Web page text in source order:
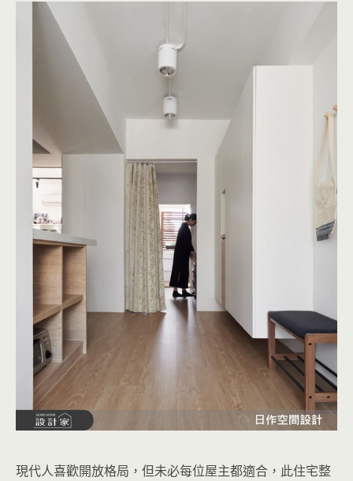
現代人喜歡開放格局，但未必每位屋主都適合，此住宅整